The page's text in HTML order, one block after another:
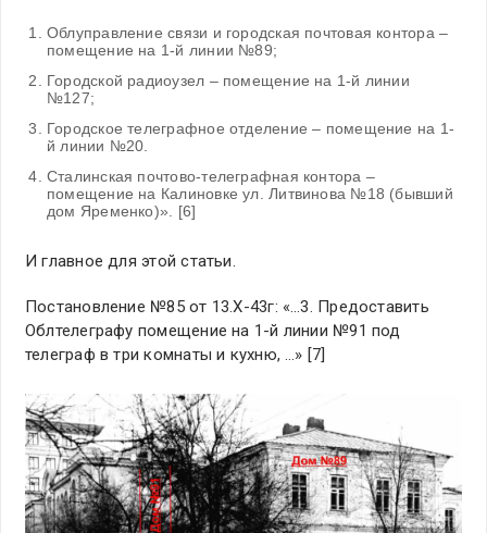
Облуправление связи и городская почтовая контора –
помещение на 1-й линии №89;
Городской радиоузел – помещение на 1-й линии
№127;
Городское телеграфное отделение – помещение на 1-
й линии №20.
Сталинская почтово-телеграфная контора –
помещение на Калиновке ул. Литвинова №18 (бывший
дом Яременко)». [6]
И главное для этой статьи.
Постановление №85 от 13.Х-43г: «…3. Предоставить
Облтелеграфу помещение на 1-й линии №91 под
телеграф в три комнаты и кухню, …» [7]